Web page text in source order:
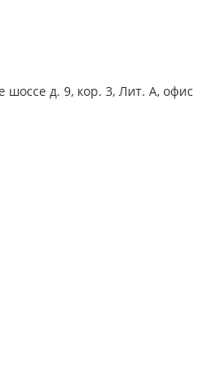
шоссе д. 9, кор. 3, Лит. А, офис